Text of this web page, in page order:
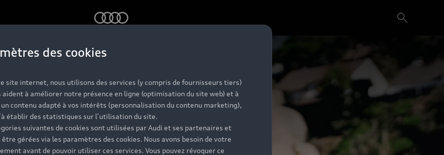
des cookies
site internet, nous utilisons des services (y compris de fournisseurs tiers)
aident à améliorer notre présence en ligne (optimisation du site web) et à
contenu adapté à vos intérêts (personnalisation du contenu marketing),
établir des statistiques sur l’utilisation du site.
suivantes de cookies sont utilisées par Audi et ses partenaires et
être gérées via les paramètres des cookies. Nous avons besoin de votre
avant de pouvoir utiliser ces services. Vous pouvez révoquer ce